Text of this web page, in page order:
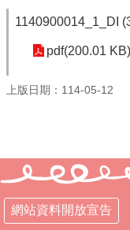
專
E
校
相
網
頁
1140900014_1_DI
pdf(200.01 KB)
上版日期：114-05-12
網站資料開放宣告